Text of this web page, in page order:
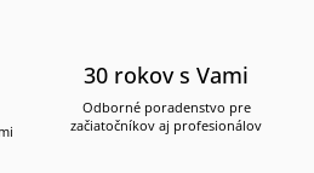
30 rokov s Vami
Odborné poradenstvo pre
začiatočníkov aj profesionálov